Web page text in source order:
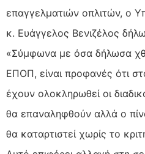
επαγγελματιών οπλιτών, ο
κ. Ευάγγελος Βενιζέλος
«Σύμφωνα με όσα δήλωσα
ΕΠΟΠ, είναι προφανές ότι
έχουν ολοκληρωθεί οι
θα επαναληφθούν αλλά ο
θα καταρτιστεί χωρίς το